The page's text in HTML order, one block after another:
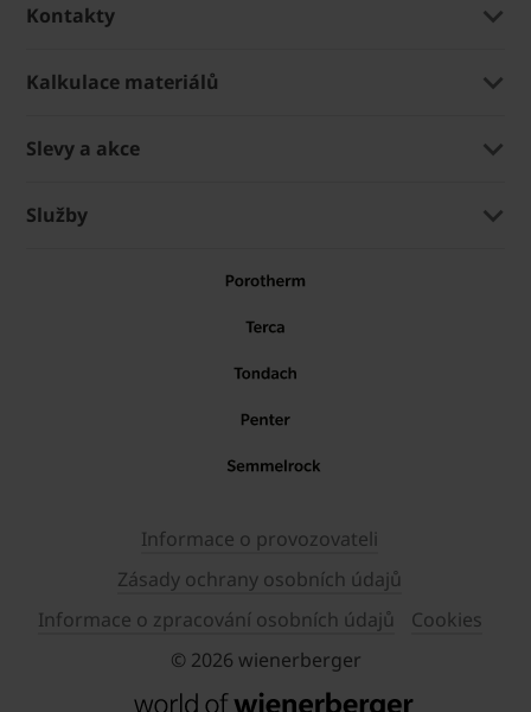
Kontakty
Kalkulace materiálů
Slevy a akce
Služby
Informace o provozovateli
Zásady ochrany osobních údajů
Informace o zpracování osobních údajů
Cookies
© 2026 wienerberger